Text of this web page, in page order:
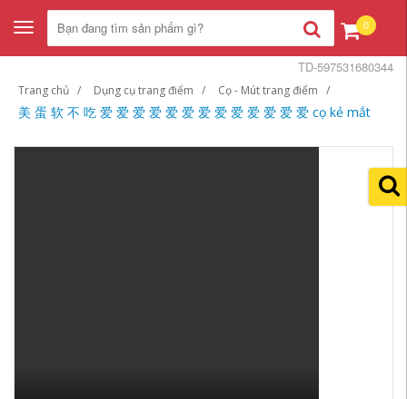
Toggle
navigation
0
Trang chủ Dụng cụ trang điểm Cọ - Mút trang điểm
美 蛋 软 不 吃 爱 爱 爱 爱 爱 爱 爱 爱 爱 爱 爱 爱 爱 cọ kẻ mắt
TD-597531680344